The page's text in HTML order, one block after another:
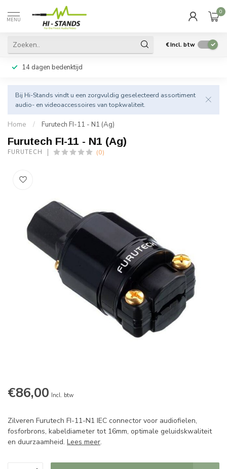
MENU
0
€Incl. btw
14 dagen bedenktijd
Bij Hi-Stands vindt u een zorgvuldig geselecteerd assortiment
audio- en videoaccessoires van topkwaliteit.
Home / Furutech FI-11 - N1 (Ag)
Furutech FI-11 - N1 (Ag)
FURUTECH (0)
€86,00 Incl. btw
Zilveren Furutech FI-11-N1 IEC connector voor audiofielen,
fosforbrons, kabeldiameter tot 16mm, optimale geluidskwaliteit
en duurzaamheid. Lees meer.